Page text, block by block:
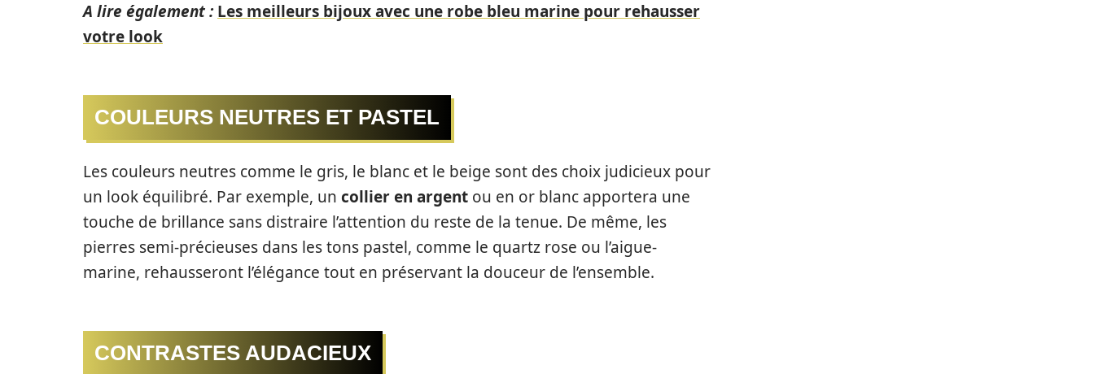
A lire également : Les meilleurs bijoux avec une robe bleu marine pour rehausser
votre look
COULEURS NEUTRES ET PASTEL
Les couleurs neutres comme le gris, le blanc et le beige sont des choix judicieux pour
un look équilibré. Par exemple, un collier en argent ou en or blanc apportera une
touche de brillance sans distraire l’attention du reste de la tenue. De même, les
pierres semi-précieuses dans les tons pastel, comme le quartz rose ou l’aigue-
marine, rehausseront l’élégance tout en préservant la douceur de l’ensemble.
CONTRASTES AUDACIEUX